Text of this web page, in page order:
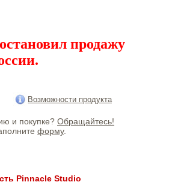
продажу
Возможности продукта
и покупке? Обращайтесь!
форму.
Pinnacle Studio